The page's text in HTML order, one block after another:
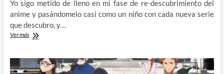
Yo sigo metido de lleno en mi fase de re-descubrimiento del
anime y pasándomelo casi como un niño con cada nueva serie
que descubro, y…
Ver másSpy
La